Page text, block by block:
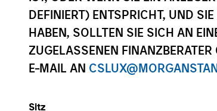
DEFINIERT) ENTSPRICHT, UND
HABEN, SOLLTEN SIE SICH AN
ZUGELASSENEN
E-MAIL AN
Sitz
Limited